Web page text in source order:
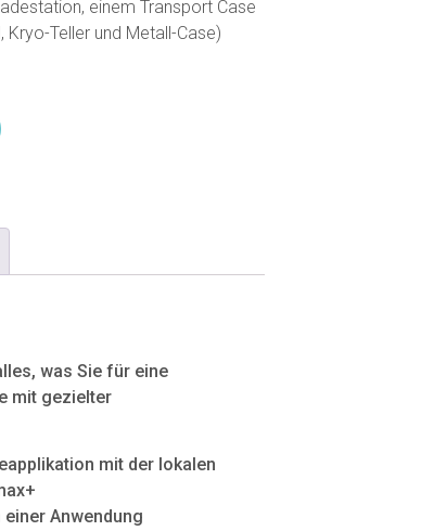
einem Transport Case
Teller und Metall-Case)
was Sie für eine
mit gezielter
mit der lokalen
Anwendung